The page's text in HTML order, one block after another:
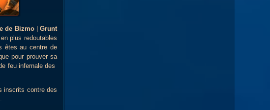
de Bizmo| Grunt
plus redoutables
êtes au centre de
pour prouver sa
feu infernale des
inscrits contre des